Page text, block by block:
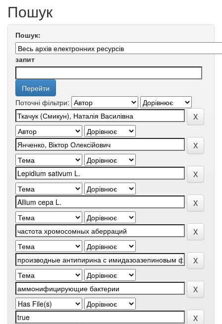
Пошук
Пошук:
запит
Поточні фільтри: